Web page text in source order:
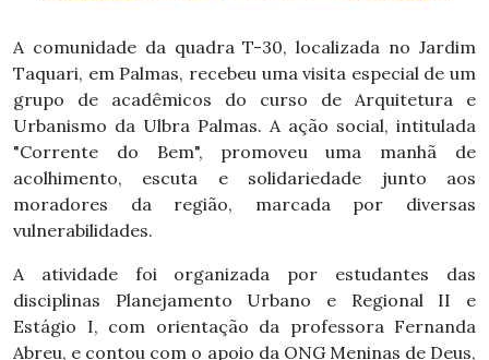
A comunidade da quadra T-30, localizada no Jardim
Taquari, em Palmas, recebeu uma visita especial de um
grupo de acadêmicos do curso de Arquitetura e
Urbanismo da Ulbra Palmas. A ação social, intitulada
"Corrente do Bem", promoveu uma manhã de
acolhimento, escuta e solidariedade junto aos
moradores da região, marcada por diversas
vulnerabilidades.
A atividade foi organizada por estudantes das
disciplinas Planejamento Urbano e Regional II e
Estágio I, com orientação da professora Fernanda
Abreu, e contou com o apoio da ONG Meninas de Deus,